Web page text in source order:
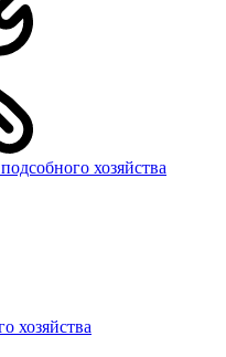
хозяйства
хозяйства